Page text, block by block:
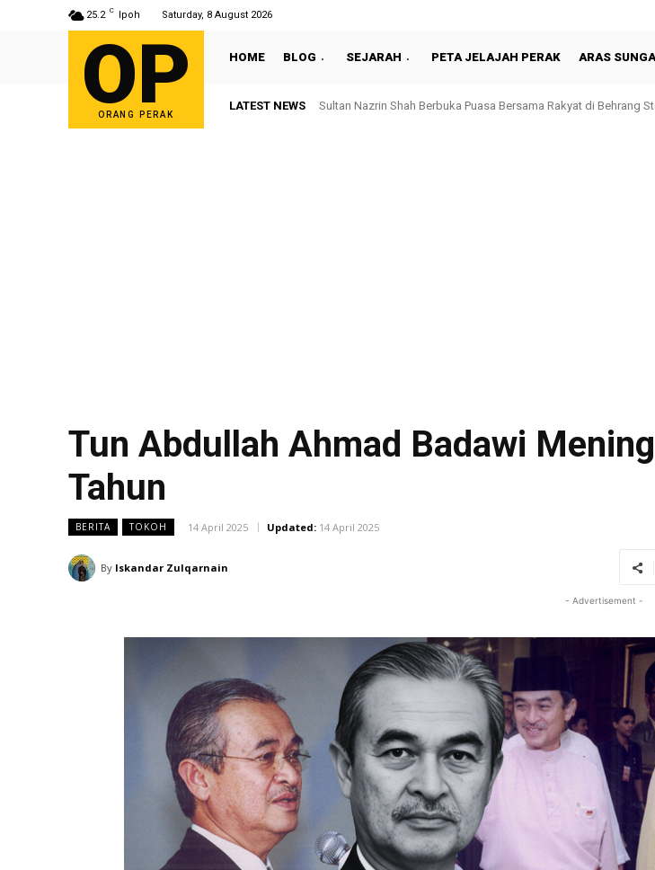
25.2 C Ipoh Saturday, 8 August 2026
OP
ORANG PERAK
HOME BLOG SEJARAH PETA JELAJAH PERAK ARAS
LATEST NEWS Sultan Nazrin Shah Berbuka Puasa Bersama Rakyat di Behrang
Tun Abdullah Ahmad Badawi
Tahun
BERITA TOKOH 14 April 2025 Updated: 14 April 2025
By Iskandar Zulqarnain
- Advertisement -